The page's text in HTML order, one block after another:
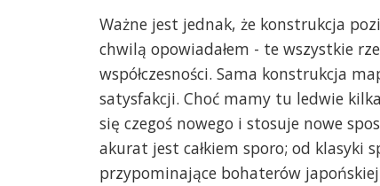
Ważne jest jednak, że konstrukcja
chwilą opowiadałem - te wszystkie
współczesności. Sama konstrukcja
satysfakcji. Choć mamy tu ledwie
się czegoś nowego i stosuje nowe
akurat jest całkiem sporo; od klasyki
przypominające bohaterów